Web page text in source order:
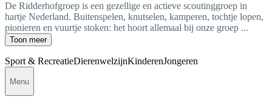
De Ridderhofgroep is een gezellige en actieve scoutinggroep in
hartje Nederland. Buitenspelen, knutselen, kamperen, tochtje lopen,
pionieren en vuurtje stoken: het hoort allemaal bij onze groep ...
Toon meer
Sport & RecreatieDierenwelzijnKinderenJongeren
Menu